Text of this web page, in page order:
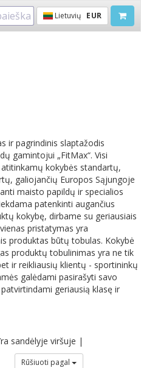
Lietuvių EUR
ir pagrindinis slaptažodis
gamintojui „FitMax“. Visi
kokybės standartų,
galiojančių Europos Sąjungoje
maisto papildų ir specialios
patenkinti augančius
kokybę, dirbame su geriausiais
pristatymas yra
produktas būtų tobulas. Kokybė
produktų tobulinimas yra ne tik
ir reikliausių klientų - sportininkų
galėdami pasirašyti savo
geriausią klasę ir
sandėlyje viršuje |
Rūšiuoti pagal